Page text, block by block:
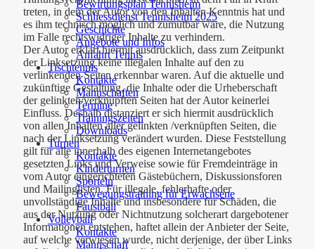
Bewirtungsplan Tennisheim
Schliessdienst Tennisheim 2025
Geschichte
Angebote und Infos
Anfahrt Tennis
Tischtennis
Kontakte
Mannschaften
Termine
Trainingszeiten
Downloads
Turnen
Kontakte
Kinderturnen
Sporteln
Bewegungstraining für Erwachsene
Faustball
Volleyball
Kontakte
Mannschaft
treten, in dem der Autor von den Inhalten Kenntnis hat und
es ihm technisch möglich und zumutbar wäre, die Nutzung
im Falle rechtswidriger Inhalte zu verhindern.
Der Autor erklärt hiermit ausdrücklich, dass zum Zeitpunkt
der Linksetzung keine illegalen Inhalte auf den zu
verlinkenden Seiten erkennbar waren. Auf die aktuelle und
zukünftige Gestaltung, die Inhalte oder die Urheberschaft
der gelinkten/verknüpften Seiten hat der Autor keinerlei
Einfluss. Deshalb distanziert er sich hiermit ausdrücklich
von allen Inhalten aller gelinkten /verknüpften Seiten, die
nach der Linksetzung verändert wurden. Diese Feststellung
gilt für alle innerhalb des eigenen Internetangebotes
gesetzten Links und Verweise sowie für Fremdeinträge in
vom Autor eingerichteten Gästebüchern, Diskussionsforen
und Mailinglisten. Für illegale, fehlerhafte oder
unvollständige Inhalte und insbesondere für Schäden, die
aus der Nutzung oder Nichtnutzung solcherart dargebotener
Informationen entstehen, haftet allein der Anbieter der Seite,
auf welche verwiesen wurde, nicht derjenige, der über Links